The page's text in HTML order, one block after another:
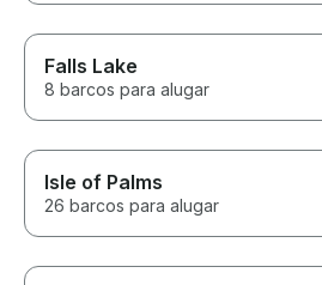
Falls Lake
8 barcos para alugar
Isle of Palms
26 barcos para alugar